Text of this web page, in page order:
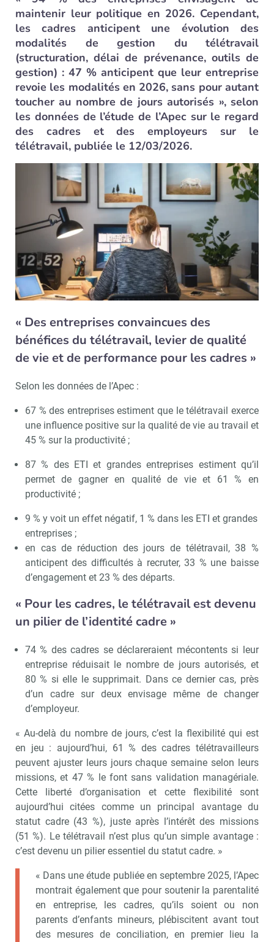
maintenir leur politique en 2026. Cependant,
les cadres anticipent une évolution des
modalités de gestion du télétravail
(structuration, délai de prévenance, outils de
gestion) : 47 % anticipent que leur entreprise
revoie les modalités en 2026, sans pour autant
toucher au nombre de jours autorisés », selon
les données de l’étude de l’Apec sur le regard
des cadres et des employeurs sur le
télétravail, publiée le 12/03/2026.
« Des entreprises convaincues des
bénéfices du télétravail, levier de qualité
de vie et de performance pour les cadres »
Selon les données de l’Apec :
67 % des entreprises estiment que le télétravail exerce
une influence positive sur la qualité de vie au travail et
45 % sur la productivité ;
87 % des ETI et grandes entreprises estiment qu’il
permet de gagner en qualité de vie et 61 % en
productivité ;
9 % y voit un effet négatif, 1 % dans les ETI et grandes
entreprises ;
en cas de réduction des jours de télétravail, 38 %
anticipent des difficultés à recruter, 33 % une baisse
d’engagement et 23 % des départs.
« Pour les cadres, le télétravail est devenu
un pilier de l’identité cadre »
74 % des cadres se déclareraient mécontents si leur
entreprise réduisait le nombre de jours autorisés, et
80 % si elle le supprimait. Dans ce dernier cas, près
d’un cadre sur deux envisage même de changer
d’employeur.
« Au-delà du nombre de jours, c’est la flexibilité qui est
en jeu : aujourd’hui, 61 % des cadres télétravailleurs
peuvent ajuster leurs jours chaque semaine selon leurs
missions, et 47 % le font sans validation managériale.
Cette liberté d’organisation et cette flexibilité sont
aujourd’hui citées comme un principal avantage du
statut cadre (43 %), juste après l’intérêt des missions
(51 %). Le télétravail n’est plus qu’un simple avantage :
c’est devenu un pilier essentiel du statut cadre. »
« Dans une étude publiée en septembre 2025, l’Apec
montrait également que pour soutenir la parentalité
en entreprise, les cadres, qu’ils soient ou non
parents d’enfants mineurs, plébiscitent avant tout
des mesures de conciliation, en premier lieu la